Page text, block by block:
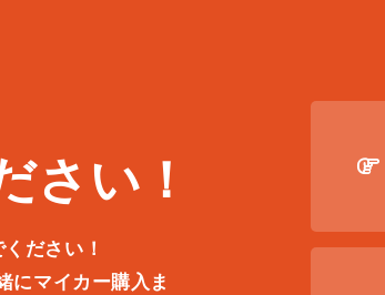
さい！
ださい！
にマイカー購入ま